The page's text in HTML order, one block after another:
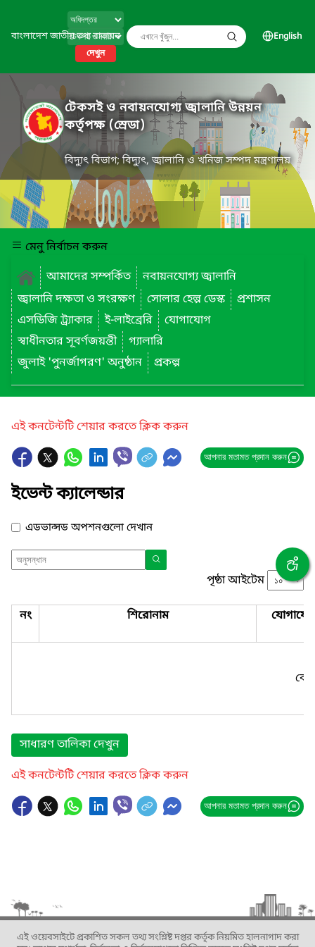
বাংলাদেশ জাতীয় তথ্য বাতায়ন
দেখুন
English
টেকসই ও নবায়নযোগ্য জ্বালানি উন্নয়ন
কর্তৃপক্ষ (স্রেডা)
বিদ্যুৎ বিভাগ; বিদ্যুৎ, জ্বালানি ও খনিজ সম্পদ মন্ত্রণালয়
মেনু নির্বাচন করুন
আমাদের সম্পর্কিত
নবায়নযোগ্য জ্বালানি
জ্বালানি দক্ষতা ও সংরক্ষণ
সোলার হেল্প ডেস্ক
প্রশাসন
এসডিজি ট্র্যাকার
ই-লাইব্রেরি
যোগাযোগ
স্বাধীনতার সূবর্ণজয়ন্তী
গ্যালারি
জুলাই 'পুনর্জাগরণ' অনুষ্ঠান
প্রকল্প
এই কনটেন্টটি শেয়ার করতে ক্লিক করুন
আপনার মতামত প্রদান করুন
ইভেন্ট ক্যালেন্ডার
এডভান্সড অপশনগুলো দেখান
পৃষ্ঠা আইটেম
নং শিরোনাম
সাধারণ তালিকা দেখুন
এই কনটেন্টটি শেয়ার করতে ক্লিক করুন
আপনার মতামত প্রদান করুন
এই ওয়েবসাইটে প্রকাশিত সকল তথ্য সংশ্লিষ্ট দপ্তর কর্তৃক নিয়মিত হালনাগাদ করা